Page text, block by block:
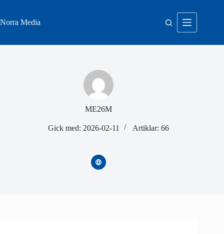
innehåll
Norra Media
ME26M
Gick med: 2026-02-11 Artiklar: 66